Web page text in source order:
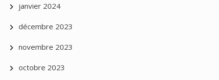
janvier 2024
décembre 2023
novembre 2023
octobre 2023